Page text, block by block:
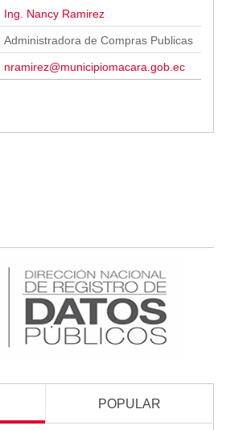
Ing. Nancy Ramirez
Administradora de Compras Publicas
nramirez@municipiomacara.gob.ec
POPULAR